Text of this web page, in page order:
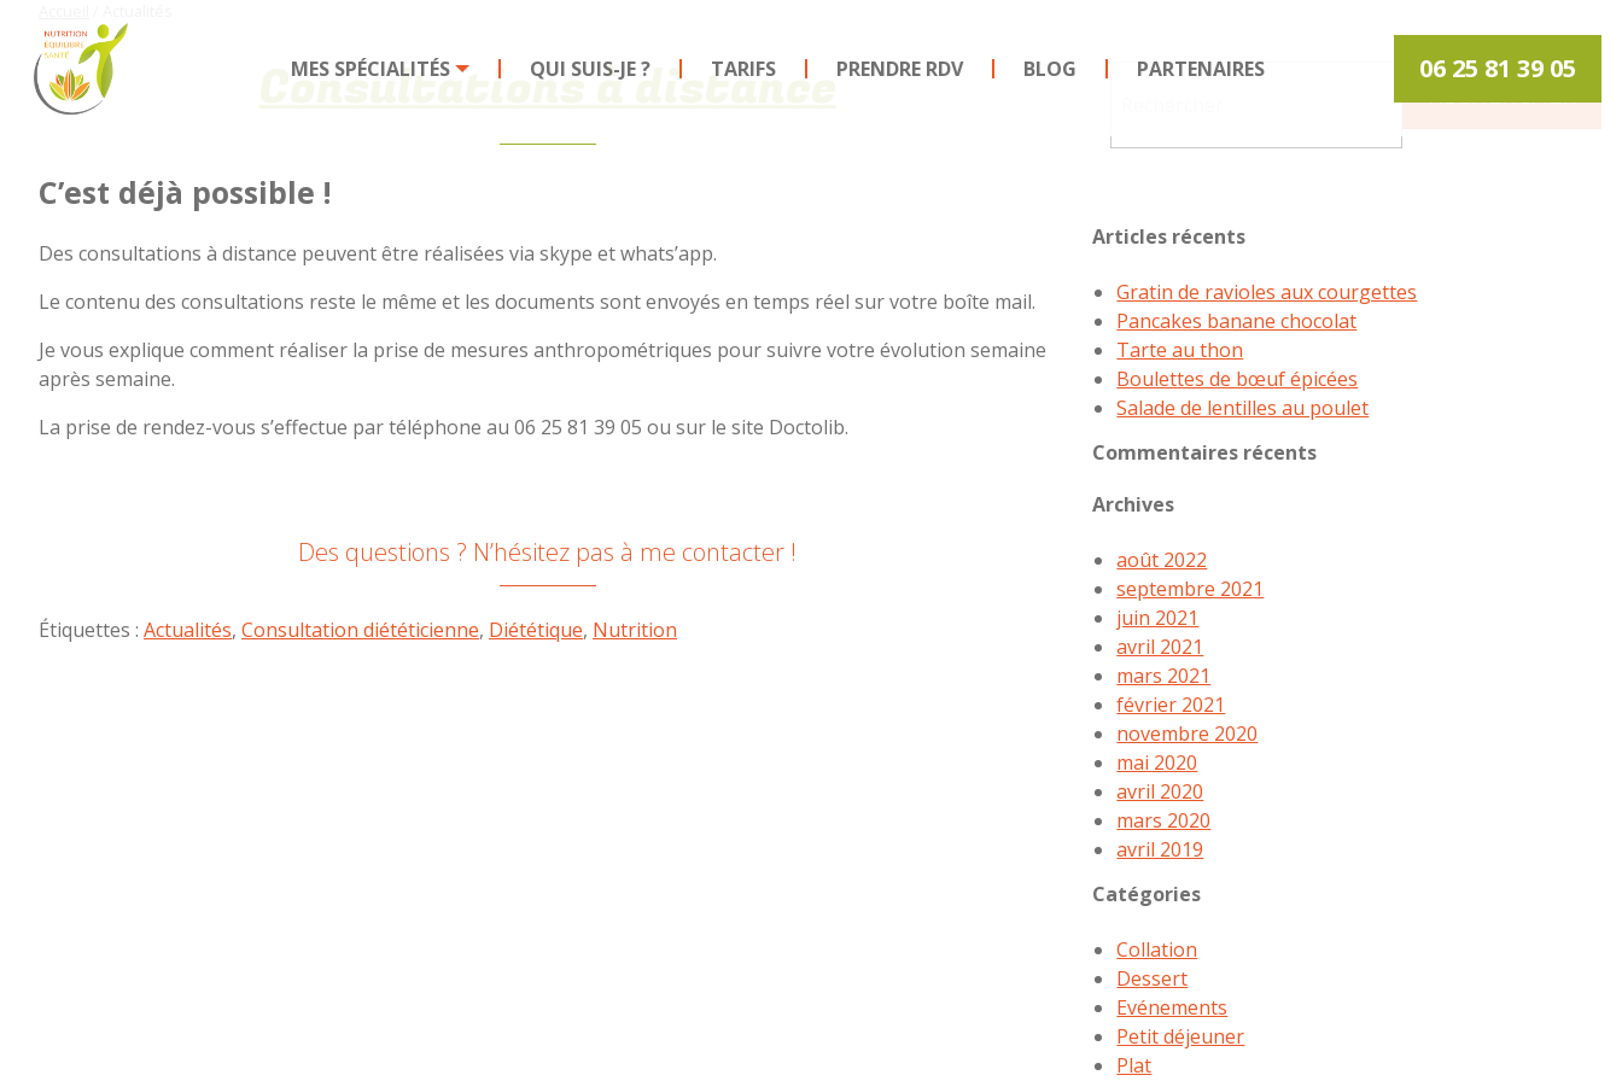
MES SPÉCIALITÉS QUI SUIS-JE ? TARIFS PRENDRE RDV BLOG PARTENAIRES 06 25 81 39 05
Consultations à distance
C’est déjà possible !
Des consultations à distance peuvent être réalisées via skype et whats’app.
Le contenu des consultations reste le même et les documents sont envoyés en temps réel sur votre boîte mail.
Je vous explique comment réaliser la prise de mesures anthropométriques pour suivre votre évolution semaine
après semaine.
La prise de rendez-vous s’effectue par téléphone au 06 25 81 39 05 ou sur le site Doctolib.
Des questions ? N’hésitez pas à me contacter !
Étiquettes : Actualités, Consultation diététicienne, Diététique, Nutrition
Articles récents
Gratin de ravioles aux courgettes
Pancakes banane chocolat
Tarte au thon
Boulettes de bœuf épicées
Salade de lentilles au poulet
Commentaires récents
Archives
août 2022
septembre 2021
juin 2021
avril 2021
mars 2021
février 2021
novembre 2020
mai 2020
avril 2020
mars 2020
avril 2019
Catégories
Collation
Dessert
Evénements
Petit déjeuner
Plat